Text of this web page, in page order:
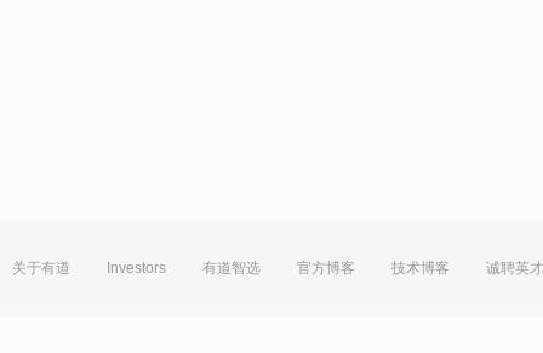
关于有道 Investors 有道智选 官方博客 技术博客 诚聘英才